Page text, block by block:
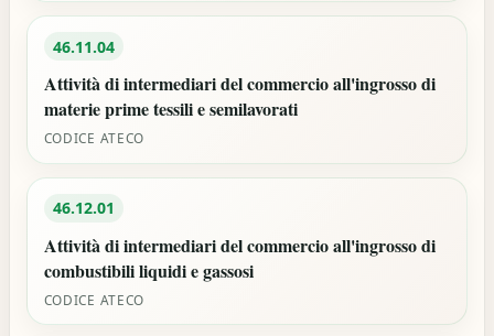
46.11.04
Attività di intermediari del commercio all'ingrosso di
materie prime tessili e semilavorati
CODICE ATECO
46.12.01
Attività di intermediari del commercio all'ingrosso di
combustibili liquidi e gassosi
CODICE ATECO